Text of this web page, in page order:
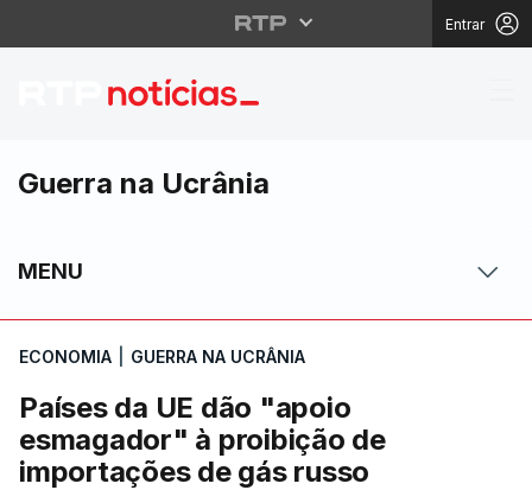
Entrar
Países da UE dão
Guerra na Ucrânia
MENU
ECONOMIA GUERRA NA UCRÂNIA
Países da UE dão "apoio
esmagador" à proibição de
importações de gás russo